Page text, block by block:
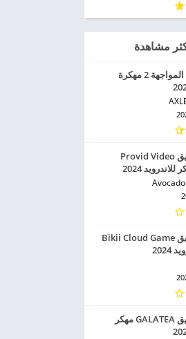
مشاهدة
تحميل لعبة المواجهة 2 مهكرة
تحميل تطبيق Provid Video
تحميل تطبيق Bikii Cloud Game
2024
تحميل تطبيق GALATEA مهكر